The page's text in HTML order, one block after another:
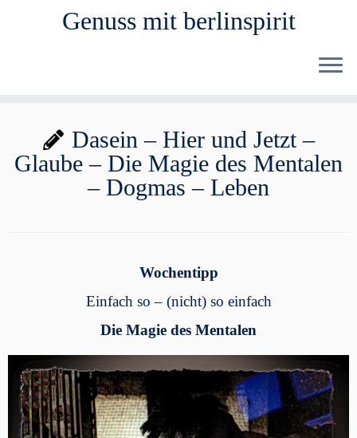
springen
Genuss mit berlinspirit
Dasein – Hier und Jetzt –
Glaube – Die Magie des Mentalen
– Dogmas – Leben
Wochentipp
Einfach so – (nicht) so einfach
Die Magie des Mentalen